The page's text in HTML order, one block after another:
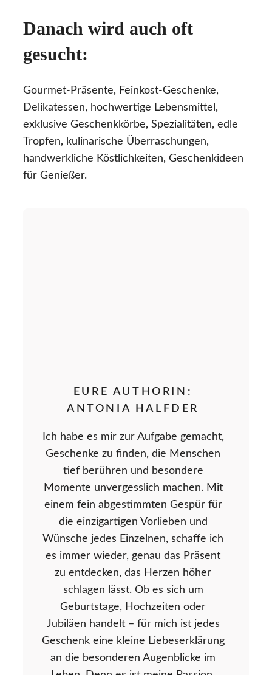
Danach wird auch oft
gesucht:
Gourmet-Präsente, Feinkost-Geschenke,
Delikatessen, hochwertige Lebensmittel,
exklusive Geschenkkörbe, Spezialitäten, edle
Tropfen, kulinarische Überraschungen,
handwerkliche Köstlichkeiten, Geschenkideen
für Genießer.
EURE AUTHORIN:
ANTONIA HALFDER
Ich habe es mir zur Aufgabe gemacht,
Geschenke zu finden, die Menschen
tief berühren und besondere
Momente unvergesslich machen. Mit
einem fein abgestimmten Gespür für
die einzigartigen Vorlieben und
Wünsche jedes Einzelnen, schaffe ich
es immer wieder, genau das Präsent
zu entdecken, das Herzen höher
schlagen lässt. Ob es sich um
Geburtstage, Hochzeiten oder
Jubiläen handelt – für mich ist jedes
Geschenk eine kleine Liebeserklärung
an die besonderen Augenblicke im